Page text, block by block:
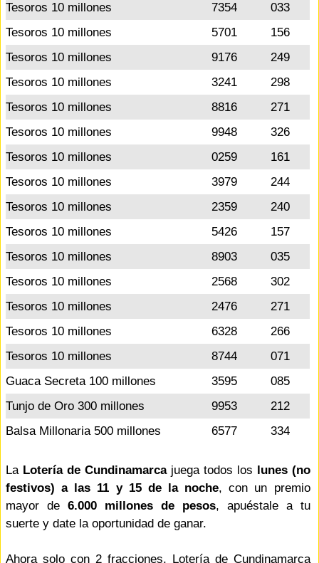
Tesoros 10 millones
7354
033
Tesoros 10 millones
5701
156
Tesoros 10 millones
9176
249
Tesoros 10 millones
3241
298
Tesoros 10 millones
8816
271
Tesoros 10 millones
9948
326
Tesoros 10 millones
0259
161
Tesoros 10 millones
3979
244
Tesoros 10 millones
2359
240
Tesoros 10 millones
5426
157
Tesoros 10 millones
8903
035
Tesoros 10 millones
2568
302
Tesoros 10 millones
2476
271
Tesoros 10 millones
6328
266
Tesoros 10 millones
8744
071
Guaca Secreta 100 millones
3595
085
Tunjo de Oro 300 millones
9953
212
Balsa Millonaria 500 millones
6577 334
La Lotería de Cundinamarcajuega todos los lunes (no
festivos) a las 11 y 15 de la noche, con un premio
mayor de 6.000 millones de pesos, apuéstale a tu
suerte y date la oportunidad de ganar.
Ahora solo con 2 fracciones, Lotería de Cundinamarca